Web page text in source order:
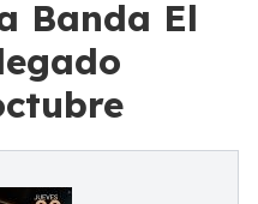
Banda El